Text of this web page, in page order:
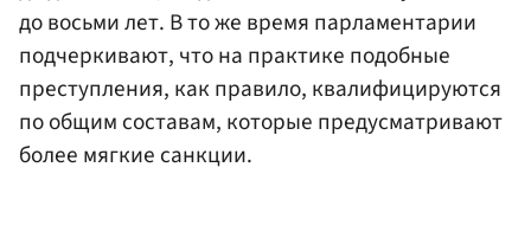
до восьми лет. В то же время парламентарии
подчеркивают, что на практике подобные
преступления, как правило, квалифицируются
по общим составам, которые предусматривают
более мягкие санкции.